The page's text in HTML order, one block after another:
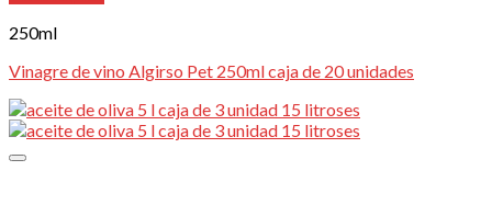
250ml
Vinagre de vino Algirso Pet 250ml caja de 20 unidades